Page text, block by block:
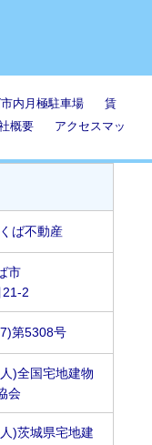
内月極駐車場
賃
概要
アクセスマッ
ば不動産
市
2
第5308号
)全国宅地建物
会
)茨城県宅地建